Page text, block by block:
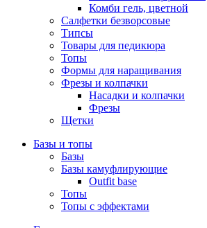
Комби гель, цветной
Салфетки безворсовые
Типсы
Товары для педикюра
Топы
Формы для наращивания
Фрезы и колпачки
Насадки и колпачки
Фрезы
Щетки
Базы и топы
Базы
Базы камуфлирующие
Outfit base
Топы
Топы с эффектами